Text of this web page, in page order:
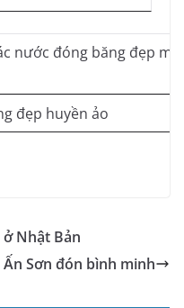
đẹp huyền ảo
Nhật Bản
Ấn Sơn đón bình minh